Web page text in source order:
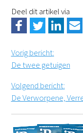
Deel dit artikel via
Vorig bericht:
De twee getuigen
Volgend bericht:
De Verworpene,